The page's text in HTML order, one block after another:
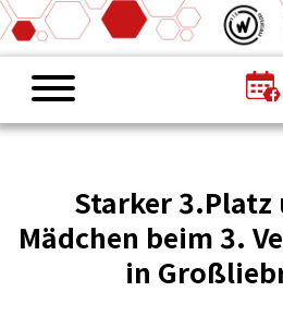
Starker 3.Platz
Mädchen beim 3.
in